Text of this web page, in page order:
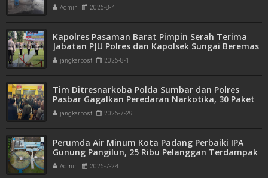
Admin 2026-8-4
Kapolres Pasaman Barat Pimpin Serah Terima
Jabatan PJU Polres dan Kapolsek Sungai Beremas
jangkarpost 2026-8-1
Tim Ditresnarkoba Polda Sumbar dan Polres
Pasbar Gagalkan Peredaran Narkotika, 30 Paket
Ganja Kering Siap Edar Disita
jangkarpost 2026-7-29
Perumda Air Minum Kota Padang Perbaiki IPA
Gunung Pangilun, 25 Ribu Pelanggan Terdampak
Penyesuaian
Admin 2026-7-24